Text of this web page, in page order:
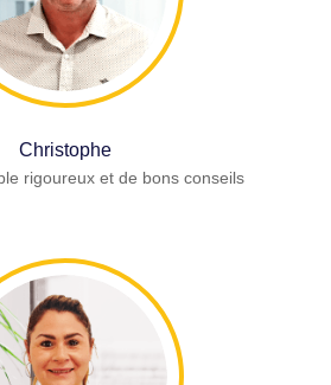
Christophe
rigoureux et de bons conseils